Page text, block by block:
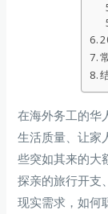
在海外务工的华
生活质量、让家
些突如其来的
探亲的旅行开支
现实需求，如何